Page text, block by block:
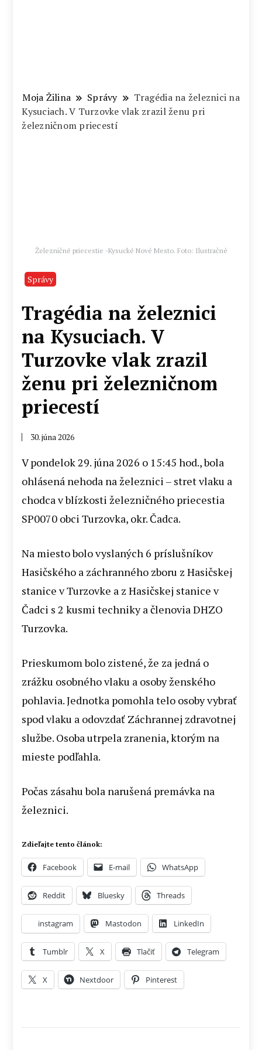
Moja Žilina Správy
Tragédia na železnici na
Kysuciach. V Turzovke vlak zrazil ženu pri
železničnom priecestí
Železničné priecestie -Kysucké Nové Mesto. Foto: Ilustračné
Správy
Tragédia na železnici
na Kysuciach. V
Turzovke vlak zrazil
ženu pri železničnom
priecestí
30. júna 2026
V pondelok 29. júna 2026 o 15:45 hod., bola
ohlásená nehoda na železnici – stret vlaku a
chodca v blízkosti železničného priecestia
SP0070 obci Turzovka, okr. Čadca.
Na miesto bolo vyslaných 6 príslušníkov
Hasičského a záchranného zboru z Hasičskej
stanice v Turzovke a z Hasičskej stanice v
Čadci s 2 kusmi techniky a členovia DHZO
Turzovka.
Prieskumom bolo zistené, že za jedná o
zrážku osobného vlaku a osoby ženského
pohlavia. Jednotka pomohla telo osoby vybrať
spod vlaku a odovzdať Záchrannej zdravotnej
službe. Osoba utrpela zranenia, ktorým na
mieste podľahla.
Počas zásahu bola narušená premávka na
železnici.
Zdieľajte tento článok:
Facebook E-mail WhatsApp
Reddit Bluesky Threads
instagram Mastodon LinkedIn
Tumblr X Tlačiť Telegram
X Nextdoor Pinterest